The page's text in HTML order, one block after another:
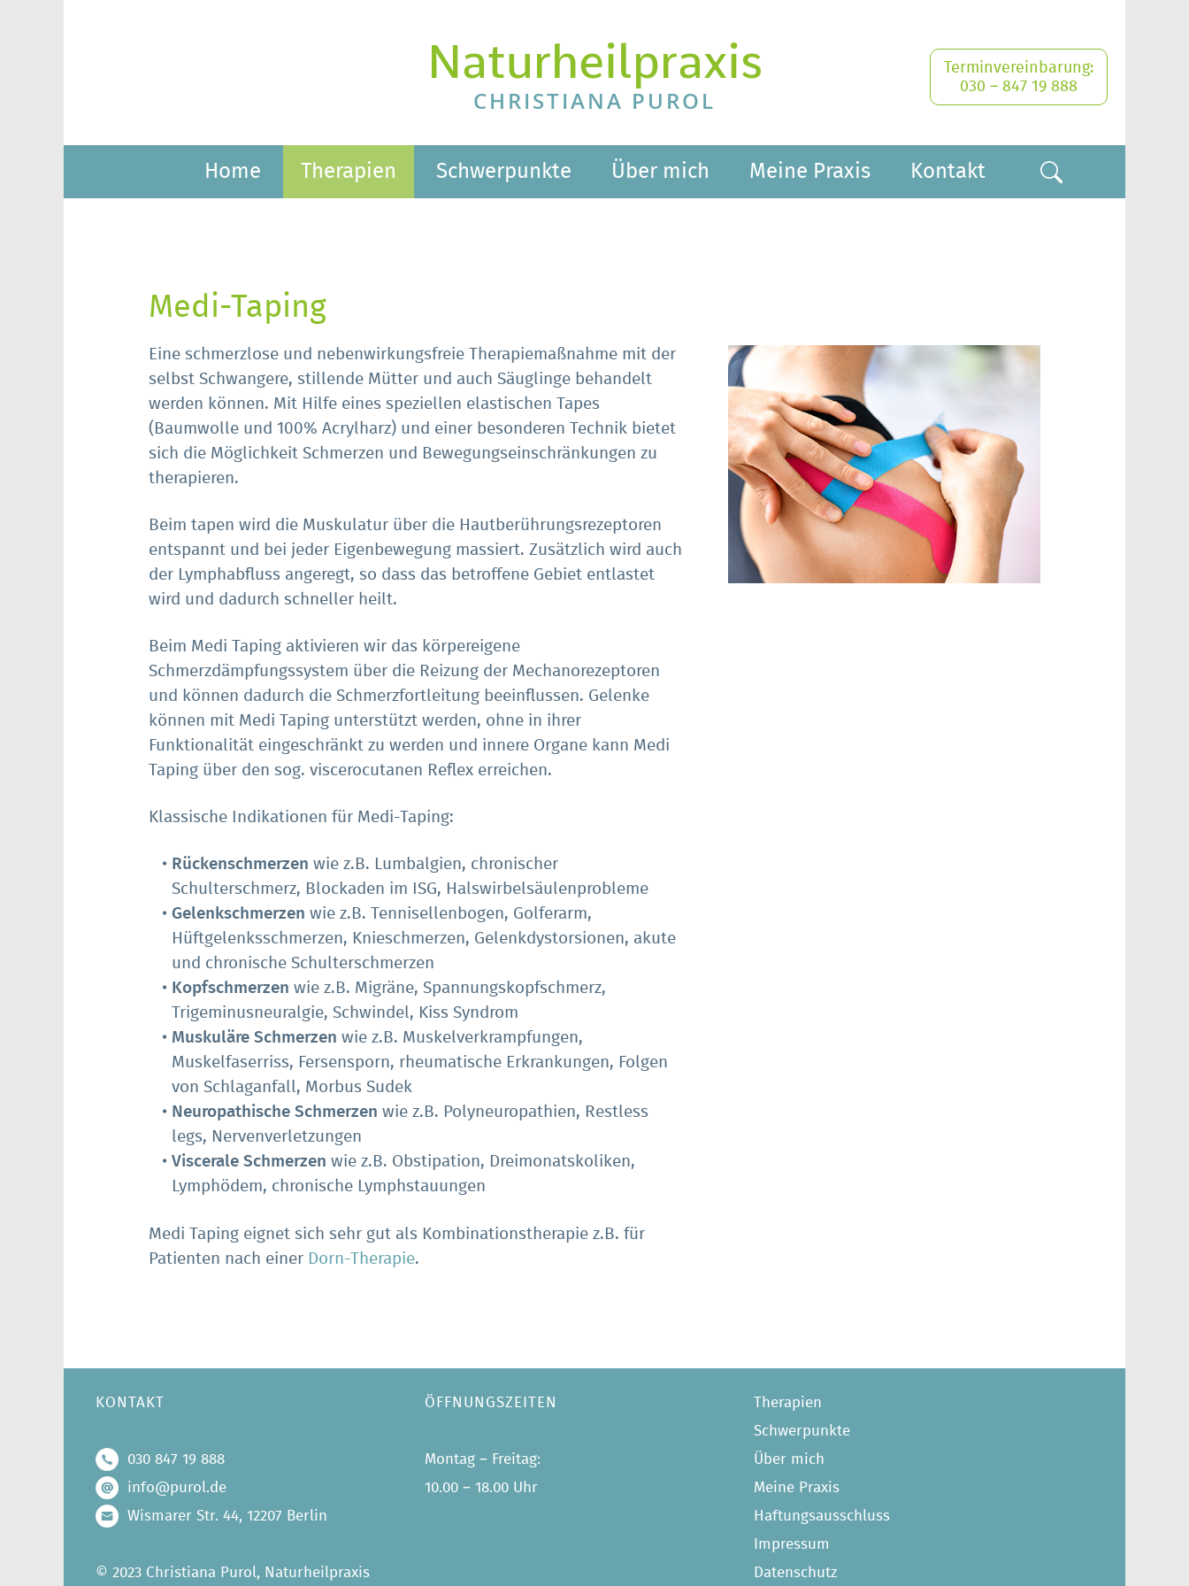
Terminvereinbarung:
030 – 847 19 888
Naturheilpraxis
CHRISTIANA PUROL
Home Therapien Schwerpunkte Über mich Meine Praxis Kontakt
Medi-Taping
Eine schmerzlose und nebenwirkungsfreie Therapiemaßnahme mit der
selbst Schwangere, stillende Mütter und auch Säuglinge behandelt
werden können. Mit Hilfe eines speziellen elastischen Tapes
(Baumwolle und 100% Acrylharz) und einer besonderen Technik bietet
sich die Möglichkeit Schmerzen und Bewegungseinschränkungen zu
therapieren.
Beim tapen wird die Muskulatur über die Hautberührungsrezeptoren
entspannt und bei jeder Eigenbewegung massiert. Zusätzlich wird auch
der Lymphabfluss angeregt, so dass das betroffene Gebiet entlastet
wird und dadurch schneller heilt.
Beim Medi Taping aktivieren wir das körpereigene
Schmerzdämpfungssystem über die Reizung der Mechanorezeptoren
und können dadurch die Schmerzfortleitung beeinflussen. Gelenke
können mit Medi Taping unterstützt werden, ohne in ihrer
Funktionalität eingeschränkt zu werden und innere Organe kann Medi
Taping über den sog. viscerocutanen Reflex erreichen.
Klassische Indikationen für Medi-Taping:
Rückenschmerzen wie z.B. Lumbalgien, chronischer
Schulterschmerz, Blockaden im ISG, Halswirbelsäulenprobleme
Gelenkschmerzen wie z.B. Tennisellenbogen, Golferarm,
Hüftgelenksschmerzen, Knieschmerzen, Gelenkdystorsionen, akute
und chronische Schulterschmerzen
Kopfschmerzen wie z.B. Migräne, Spannungskopfschmerz,
Trigeminusneuralgie, Schwindel, Kiss Syndrom
Muskuläre Schmerzen wie z.B. Muskelverkrampfungen,
Muskelfaserriss, Fersensporn, rheumatische Erkrankungen, Folgen
von Schlaganfall, Morbus Sudek
Neuropathische Schmerzen wie z.B. Polyneuropathien, Restless
legs, Nervenverletzungen
Viscerale Schmerzen wie z.B. Obstipation, Dreimonatskoliken,
Lymphödem, chronische Lymphstauungen
Medi Taping eignet sich sehr gut als Kombinationstherapie z.B. für
Patienten nach einer Dorn-Therapie.
KONTAKT
030 847 19 888
info@purol.de
Wismarer Str. 44, 12207 Berlin
© 2023 Christiana Purol, Naturheilpraxis
ÖFFNUNGSZEITEN
Montag – Freitag:
10.00 – 18.00 Uhr
Therapien
Schwerpunkte
Über mich
Meine Praxis
Haftungsausschluss
Impressum
Datenschutz